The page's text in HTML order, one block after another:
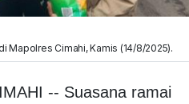
Mapolres Cimahi, Kamis (14/8/2025).
-- Suasana ramai